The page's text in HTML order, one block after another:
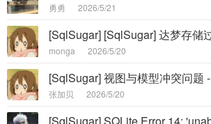
勇勇 2026/5/21
monga 2026/5/20
[SqlSugar] 视图与模型冲突问题 -
张加贝 2026/5/20